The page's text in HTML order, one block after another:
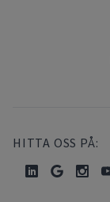
HITTA OSS PÅ: